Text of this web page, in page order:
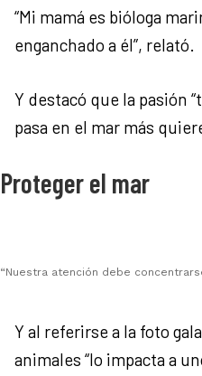
“Mi mamá es bióloga
enganchado a él”, relató.
Y destacó que la pasión
pasa en el mar más
Proteger el mar
“Nuestra atención debe
Y al referirse a la foto
animales “lo impacta a